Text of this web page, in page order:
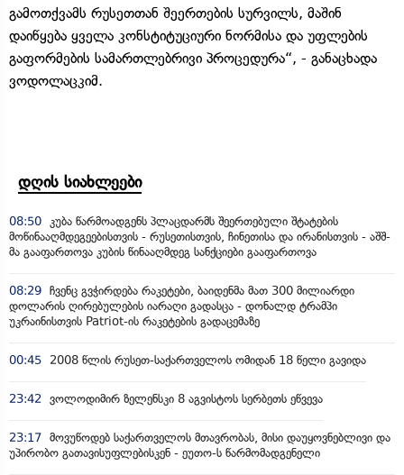
გამოთქვამს რუსეთთან შეერთების სურვილს, მაშინ
დაიწყება ყველა კონსტიტუციური ნორმისა და უფლების
გაფორმების სამართლებრივი პროცედურა“, - განაცხადა
ვოდოლაცკიმ.
დღის სიახლეები
08:50
კუბა წარმოადგენს პლაცდარმს შეერთებული შტატების
მოწინააღმდეგეებისთვის - რუსეთისთვის, ჩინეთისა და ირანისთვის - აშშ-
მა გააფართოვა კუბის წინააღმდეგ სანქციები გააფართოვა
08:29 ჩვენც გვჭირდება რაკეტები, ბაიდენმა მათ 300 მილიარდი
დოლარის ღირებულების იარაღი გადასცა - დონალდ ტრამპი
უკრაინისთვის Patriot-ის რაკეტების გადაცემაზე
00:45 2008 წლის რუსეთ-საქართველოს ომიდან 18 წელი გავიდა
23:42 ვოლოდიმირ ზელენსკი 8 აგვისტოს სერბეთს ეწვევა
23:17 მოვუწოდებ საქართველოს მთავრობას, მისი დაუყოვნებლივი და
უპირობო გათავისუფლებისკენ - ეუთო-ს წარმომადგენელი